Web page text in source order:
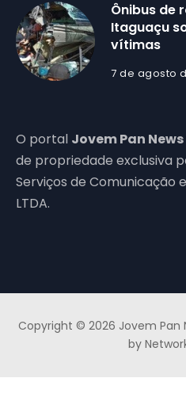
Ônibus de
Itaguaçu
vítimas
7 de agosto
O portal Jovem Pan
de propriedade exclusiva
Serviços de Comunicação
LTDA.
Copyright © 2026 Jovem Pan
by